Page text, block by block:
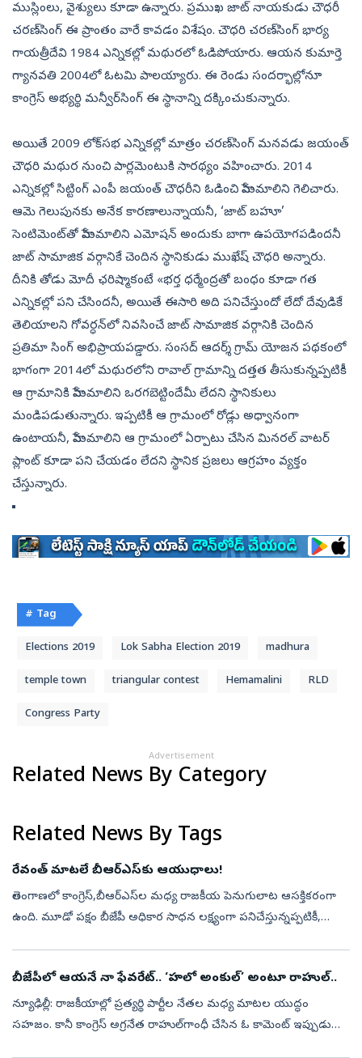
ముస్లింలు, వైశ్యులు కూడా ఉన్నారు. ప్రముఖ జాట్‌ నాయకుడు చౌధరీ
చరణ్‌సింగ్‌ ఈ ప్రాంతం వారే కావడం విశేషం. చౌధరి చరణ్‌సింగ్‌ భార్య
గాయత్రీదేవి 1984 ఎన్నికల్లో మథురలో ఓడిపోయారు. ఆయన కుమార్తె
గ్యానవతి 2004లో ఓటమి పాలయ్యారు. ఈ రెండు సందర్భాల్లోనూ
కాంగ్రెస్‌ అభ్యర్థి మన్వీర్‌సింగ్‌ ఈ స్థానాన్ని దక్కించుకున్నారు.
అయితే 2009 లోక్‌సభ ఎన్నికల్లో మాత్రం చరణ్‌సింగ్‌ మనవడు జయంత్‌
చౌధరి మథుర నుంచి పార్లమెంటుకి సారథ్యం వహించారు. 2014
ఎన్నికల్లో సిట్టింగ్‌ ఎంపీ జయంత్‌ చౌధరీని ఓడించి హేమమాలిని గెలిచారు.
ఆమె గెలుపునకు అనేక కారణాలున్నాయనీ, ‘జాట్‌ బహూ’
సెంటిమెంట్‌తో హేమమాలిని ఎమోషన్‌ అందుకు బాగా ఉపయోగపడిందనీ
జాట్‌ సామాజిక వర్గానికే చెందిన స్థానికుడు ముఖేష్‌ చౌధరి అన్నారు.
దీనికి తోడు మోదీ ఛరిష్మాకంటే «భర్త ధర్మేంద్రతో బంధం కూడా గత
ఎన్నికల్లో పని చేసిందనీ, అయితే ఈసారి అది పనిచేస్తుందో లేదో దేవుడికే
తెలియాలని గోవర్ధన్‌లో నివసించే జాట్‌ సామాజిక వర్గానికి చెందిన
ప్రతిమా సింగ్‌ అభిప్రాయపడ్డారు. సంసద్‌ ఆదర్శ్‌ గ్రామ్‌ యోజన పథకంలో
భాగంగా 2014లో మథురలోని రావాల్‌ గ్రామాన్ని దత్తత తీసుకున్నప్పటికీ
ఆ గ్రామానికి హేమమాలిని ఒరగబెట్టిందేమీ లేదని స్థానికులు
మండిపడుతున్నారు. ఇప్పటికీ ఆ గ్రామంలో రోడ్లు అధ్వానంగా
ఉంటాయనీ, హేమమాలిని ఆ గ్రామంలో ఏర్పాటు చేసిన మినరల్‌ వాటర్‌
ప్లాంట్‌ కూడా పని చేయడం లేదని స్థానిక ప్రజలు ఆగ్రహం వ్యక్తం
చేస్తున్నారు.
# Tag
Elections 2019 Lok Sabha Election 2019 madhura
temple town triangular contest Hemamalini RLD
Congress Party
Advertisement
Related News By Category
Related News By Tags
రేవంత్‌ మాటలే బీఆర్‌ఎస్‌కు ఆయుధాలు!
తెలంగాణలో కాంగ్రెస్,బీఆర్ఎస్‌ల మధ్య రాజకీయ పెనుగులాట ఆసక్తికరంగా
ఉంది. మూడో పక్షం బీజేపీ అధికార సాధన లక్ష్యంగా పనిచేస్తున్నప్పటికీ,
బీజేపీలో ఆయనే నా ఫేవరేట్‌.. ‘హలో అంకుల్‌’ అంటూ రాహుల్‌..
న్యూఢిల్లీ: రాజకీయాల్లో ప్రత్యర్థి పార్టీల నేతల మధ్య మాటల యుద్ధం
సహజం. కానీ కాంగ్రెస్‌ అగ్రనేత రాహుల్‌గాంధీ చేసిన ఓ కామెంట్‌ ఇప్పుడు